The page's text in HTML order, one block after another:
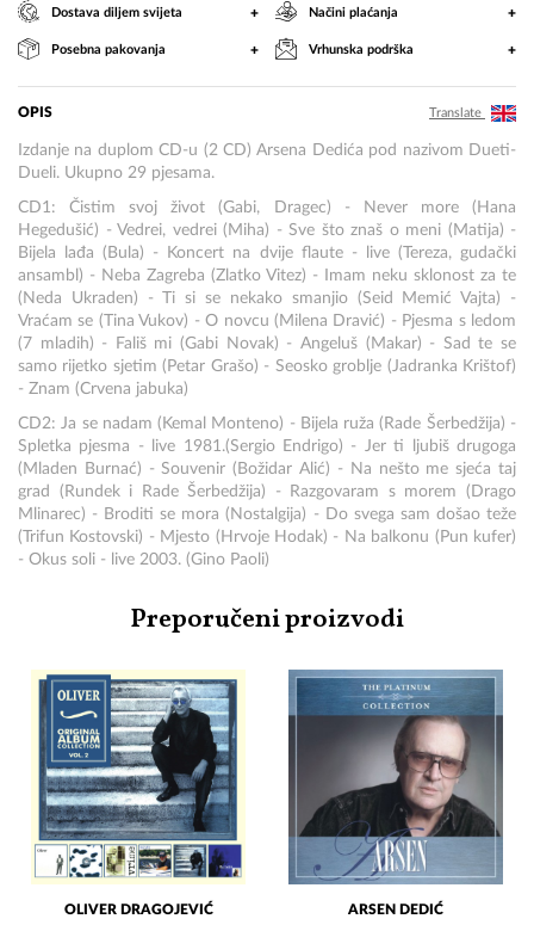
Dostava diljem svijeta + Načini plaćanja +
Posebna pakovanja + Vrhunska podrška +
OPIS Translate
Izdanje na duplom CD-u (2 CD) Arsena Dedića pod nazivom Dueti-
Dueli. Ukupno 29 pjesama.
CD1: Čistim svoj život (Gabi, Dragec) - Never more (Hana
Hegedušić) - Vedrei, vedrei (Miha) - Sve što znaš o meni (Matija) -
Bijela lađa (Bula) - Koncert na dvije flaute - live (Tereza, gudački
ansambl) - Neba Zagreba (Zlatko Vitez) - Imam neku sklonost za te
(Neda Ukraden) - Ti si se nekako smanjio (Seid Memić Vajta) -
Vraćam se (Tina Vukov) - O novcu (Milena Dravić) - Pjesma s ledom
(7 mladih) - Fališ mi (Gabi Novak) - Angeluš (Makar) - Sad te se
samo rijetko sjetim (Petar Grašo) - Seosko groblje (Jadranka Krištof)
- Znam (Crvena jabuka)
CD2: Ja se nadam (Kemal Monteno) - Bijela ruža (Rade Šerbedžija) -
Spletka pjesma - live 1981.(Sergio Endrigo) - Jer ti ljubiš drugoga
(Mladen Burnać) - Souvenir (Božidar Alić) - Na nešto me sjeća taj
grad (Rundek i Rade Šerbedžija) - Razgovaram s morem (Drago
Mlinarec) - Broditi se mora (Nostalgija) - Do svega sam došao teže
(Trifun Kostovski) - Mjesto (Hrvoje Hodak) - Na balkonu (Pun kufer)
- Okus soli - live 2003. (Gino Paoli)
Preporučeni proizvodi
OLIVER DRAGOJEVIĆ
ARSEN DEDIĆ